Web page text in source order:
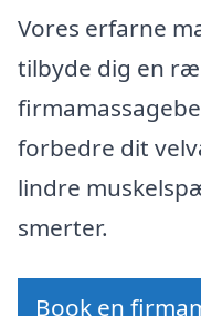
Vores erfarne
tilbyde dig en
forbedre dit
lindre
smerter.
Book en